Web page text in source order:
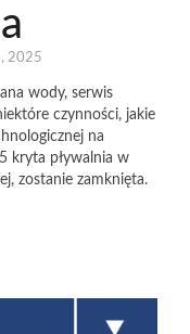
2025
wody, serwis
czynności, jakie
na
kryta pływalnia w
zostanie zamknięta.